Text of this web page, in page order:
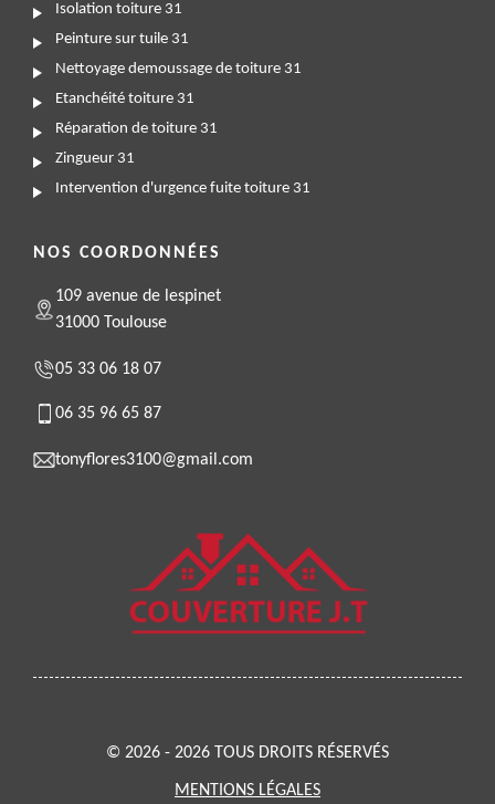
Isolation toiture 31
Peinture sur tuile 31
Nettoyage demoussage de toiture 31
Etanchéité toiture 31
Réparation de toiture 31
Zingueur 31
Intervention d'urgence fuite toiture 31
NOS COORDONNÉES
109 avenue de lespinet
31000 Toulouse
05 33 06 18 07
06 35 96 65 87
tonyflores3100@gmail.com
© 2026 - 2026 TOUS DROITS RÉSERVÉS
MENTIONS LÉGALES